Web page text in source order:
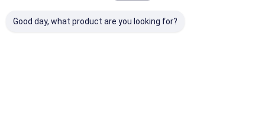
Good day, what product are you looking for?